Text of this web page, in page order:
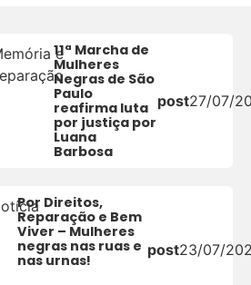
e
11ª Marcha de
Mulheres
Negras de São
Paulo
reafirma luta
por justiça por
Luana
Barbosa
post27/07/
Por Direitos,
Reparação e Bem
Viver – Mulheres
negras nas ruas e
nas urnas!
post23/07/